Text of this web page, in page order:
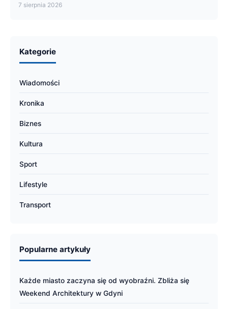
7 sierpnia 2026
Kategorie
Wiadomości
Kronika
Biznes
Kultura
Sport
Lifestyle
Transport
Popularne artykuły
Każde miasto zaczyna się od wyobraźni. Zbliża się
Weekend Architektury w Gdyni